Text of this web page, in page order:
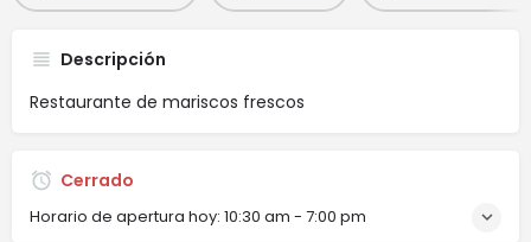
Descripción
Restaurante de mariscos frescos
Cerrado
Horario de apertura hoy: 10:30 am - 7:00 pm